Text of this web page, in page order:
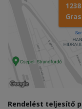
Rendelést teljesítő